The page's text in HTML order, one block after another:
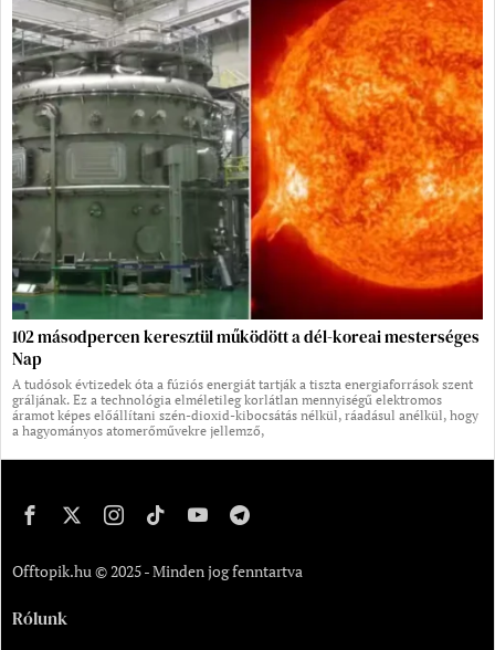
102 másodpercen keresztül működött a dél-koreai mesterséges
Nap
A tudósok évtizedek óta a fúziós energiát tartják a tiszta energiaforrások szent
gráljának. Ez a technológia elméletileg korlátlan mennyiségű elektromos
áramot képes előállítani szén-dioxid-kibocsátás nélkül, ráadásul anélkül, hogy
a hagyományos atomerőművekre jellemző,
Offtopik.hu © 2025 - Minden jog fenntartva
Rólunk